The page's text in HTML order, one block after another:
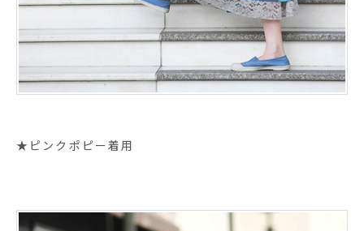
★ピンクポピー着用